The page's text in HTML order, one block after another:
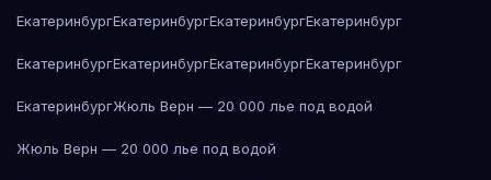
ЕкатеринбургЕкатеринбургЕкатеринбургЕкатеринбург
ЕкатеринбургЕкатеринбургЕкатеринбургЕкатеринбург
ЕкатеринбургЖюль Верн — 20 000 лье под водой
Жюль Верн — 20 000 лье под водой